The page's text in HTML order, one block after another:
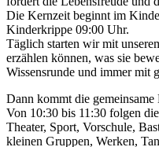
Die Kernzeit beginnt im
Kinderkrippe 09:00 Uhr.
Täglich starten wir mit
erzählen können, was sie
Wissensrunde und immer mit
Dann kommt die gemeinsame
Von 10:30 bis 11:30 folgen
Theater, Sport, Vorschule,
kleinen Gruppen, Werken,